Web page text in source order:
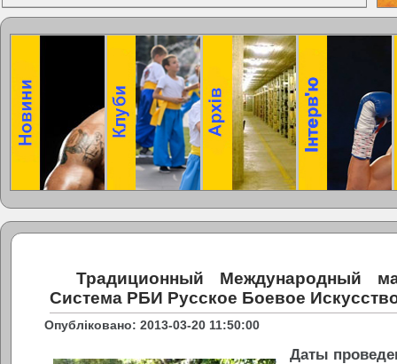
Традиционный Международный
Система РБИ Русское Боевое
Опубліковано: 2013-03-20 11:50:00
Даты